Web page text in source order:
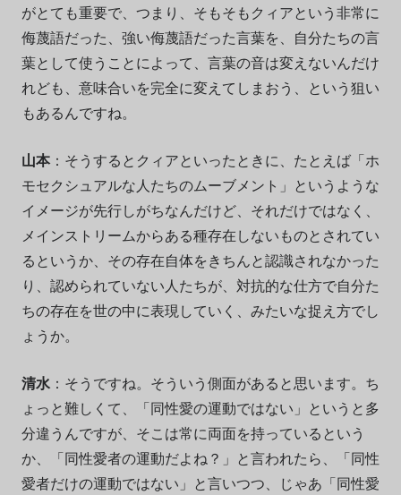
がとても重要で、つまり、そもそもクィアという非常に
侮蔑語だった、強い侮蔑語だった言葉を、自分たちの言
葉として使うことによって、言葉の音は変えないんだけ
れども、意味合いを完全に変えてしまおう、という狙い
もあるんですね。
山本：そうするとクィアといったときに、たとえば「ホ
モセクシュアルな人たちのムーブメント」というような
イメージが先行しがちなんだけど、それだけではなく、
メインストリームからある種存在しないものとされてい
るというか、その存在自体をきちんと認識されなかった
り、認められていない人たちが、対抗的な仕方で自分た
ちの存在を世の中に表現していく、みたいな捉え方でし
ょうか。
清水：そうですね。そういう側面があると思います。ち
ょっと難しくて、「同性愛の運動ではない」というと多
分違うんですが、そこは常に両面を持っているという
か、「同性愛者の運動だよね？」と言われたら、「同性
愛者だけの運動ではない」と言いつつ、じゃあ「同性愛